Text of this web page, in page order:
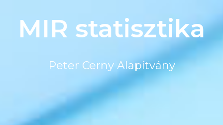
MIR statisztika
Peter Cerny Alapítvány